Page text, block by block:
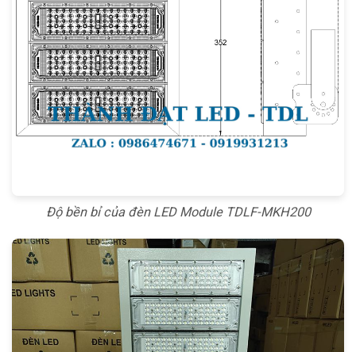
Độ bền bỉ của đèn LED Module TDLF-MKH200